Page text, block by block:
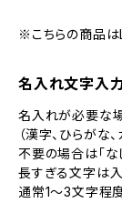
※こちらの商品は
名入れ文字入
名入れが必要な
（漢字、ひらがな
不要の場合は「な
長すぎる文字は入
通常1～3文字程度